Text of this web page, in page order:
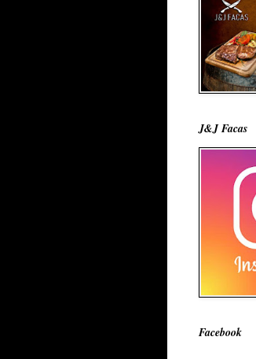
J&J Facas
Facebook